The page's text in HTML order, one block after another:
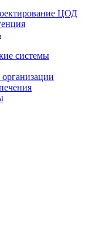
ЦОД
системы